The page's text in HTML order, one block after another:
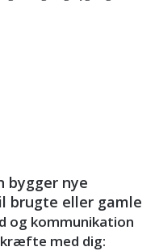
bygger nye
brugte eller gamle
og kommunikation
med dig: